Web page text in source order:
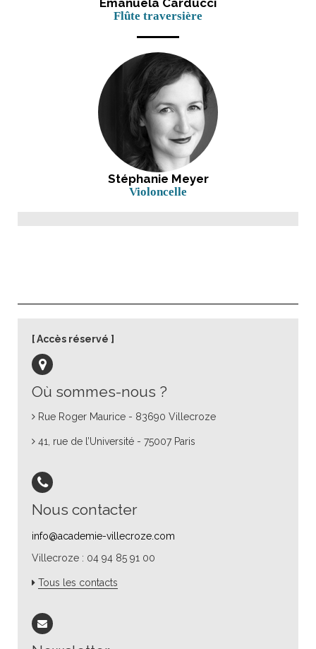
Emanuela Carducci
Flûte traversière
Stéphanie Meyer
Violoncelle
Où sommes-nous ?
Rue Roger Maurice - 83690 Villecroze
41, rue de l’Université - 75007 Paris
Nous contacter
info@academie-villecroze.com
Villecroze : 04 94 85 91 00
Tous les contacts
Accès réservé